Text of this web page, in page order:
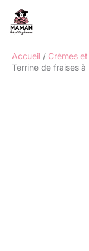
contenu
Accueil
Crèmes
Terrine de fraises
Rechercher